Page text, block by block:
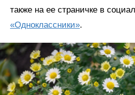
также на ее страничке в
«Одноклассники».